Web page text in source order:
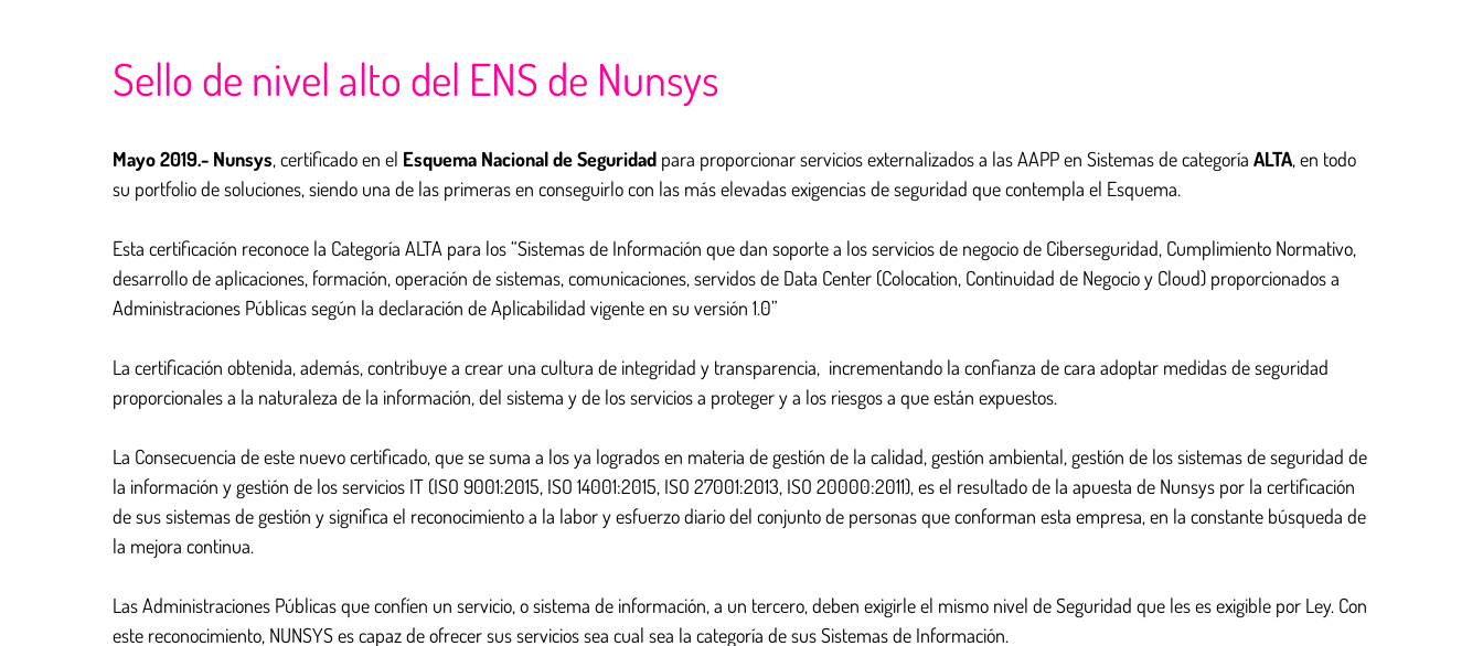
Sello de nivel alto del ENS de Nunsys
Mayo 2019.- Nunsys, certificado en el Esquema Nacional de Seguridad para proporcionar servicios externalizados a las AAPP en Sistemas de categoría ALTA, en todo
su portfolio de soluciones, siendo una de las primeras en conseguirlo con las más elevadas exigencias de seguridad que contempla el Esquema.
Esta certificación reconoce la Categoría ALTA para los “Sistemas de Información que dan soporte a los servicios de negocio de Ciberseguridad, Cumplimiento Normativo,
desarrollo de aplicaciones, formación, operación de sistemas, comunicaciones, servidos de Data Center (Colocation, Continuidad de Negocio y Cloud) proporcionados a
Administraciones Públicas según la declaración de Aplicabilidad vigente en su versión 1.0”
La certificación obtenida, además, contribuye a crear una cultura de integridad y transparencia, incrementando la confianza de cara adoptar medidas de seguridad
proporcionales a la naturaleza de la información, del sistema y de los servicios a proteger y a los riesgos a que están expuestos.
La Consecuencia de este nuevo certificado, que se suma a los ya logrados en materia de gestión de la calidad, gestión ambiental, gestión de los sistemas de seguridad de
la información y gestión de los servicios IT (ISO 9001:2015, ISO 14001:2015, ISO 27001:2013, ISO 20000:2011), es el resultado de la apuesta de Nunsys por la certificación
de sus sistemas de gestión y significa el reconocimiento a la labor y esfuerzo diario del conjunto de personas que conforman esta empresa, en la constante búsqueda de
la mejora continua.
Las Administraciones Públicas que confíen un servicio, o sistema de información, a un tercero, deben exigirle el mismo nivel de Seguridad que les es exigible por Ley. Con
este reconocimiento, NUNSYS es capaz de ofrecer sus servicios sea cual sea la categoría de sus Sistemas de Información.